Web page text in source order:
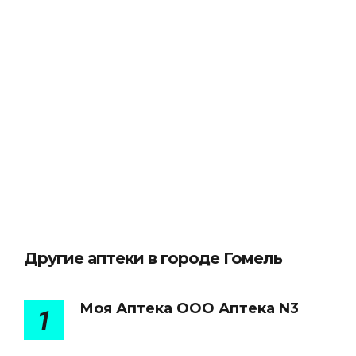
Другие аптеки в городе Гомель
1 Моя Аптека ООО Аптека N3